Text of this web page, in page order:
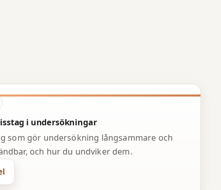
i undersökningar
som gör undersökning långsammare och
och hur du undviker dem.